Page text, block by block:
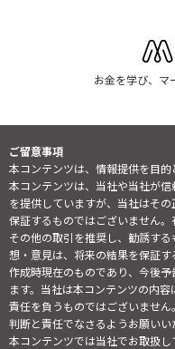
お金を学び、マ
ご留意事項
本コンテンツは、情報提供を目的
本コンテンツは、当社や当社が
を提供していますが、当社はそ
保証するものではございません。
その他の取引を推奨し、勧誘す
想・意見は、将来の結果を保証
作成時現在のものであり、今後
ます。当社は本コンテンツの内
責任を負うものではございませ
判断と責任でなさるようお願いい
本コンテンツでは当社でお取扱